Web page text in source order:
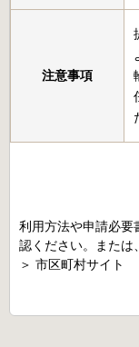
注意事項
利用方法や申請必要
認ください。または
＞ 市区町村サイト